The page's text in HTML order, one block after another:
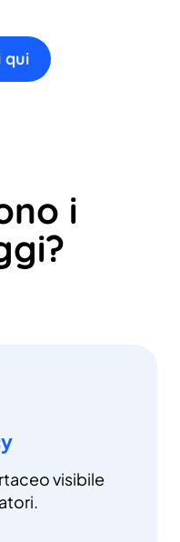
qui
i
visibile